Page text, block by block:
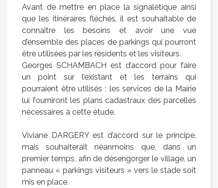
Avant de mettre en place la signalétique ainsi
que les itinéraires fléchés, il est souhaitable de
connaître les besoins et avoir une vue
d’ensemble des places de parkings qui pourront
être utilisées par les résidents et les visiteurs.
Georges SCHAMBACH est d’accord pour faire
un point sur l’existant et les terrains qui
pourraient être utilisés ; les services de la Mairie
lui fourniront les plans cadastraux des parcelles
nécessaires à cette étude.
Viviane DARGERY est d’accord sur le principe,
mais souhaiterait néanmoins que, dans un
premier temps, afin de désengorger le village, un
panneau « parkings visiteurs » vers le stade soit
mis en place.